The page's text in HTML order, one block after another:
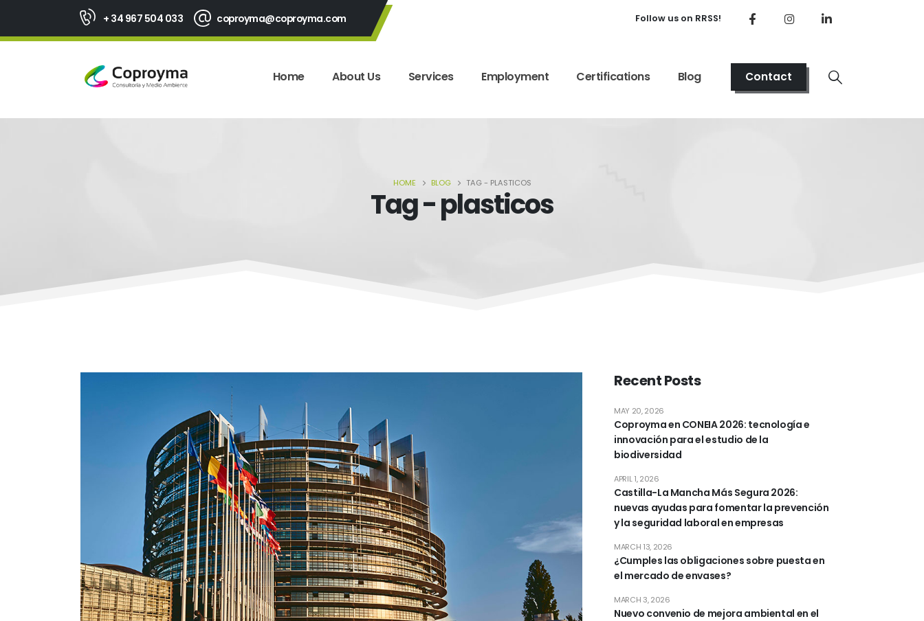
+ 34 967 504 033 coproyma@coproyma.com Follow us on RRSS!
Home About Us Services Employment Certifications Blog Contact
HOME BLOG TAG - PLASTICOS
Tag - plasticos
Recent Posts
Coproyma en CONEIA 2026: tecnología e
innovación para el estudio de la
biodiversidad
MAY 20, 2026
Castilla-La Mancha Más Segura 2026:
nuevas ayudas para fomentar la prevención
y la seguridad laboral en empresas
APRIL 1, 2026
¿Cumples las obligaciones sobre puesta en
el mercado de envases?
MARCH 13, 2026
Nuevo convenio de mejora ambiental en el
MARCH 3, 2026